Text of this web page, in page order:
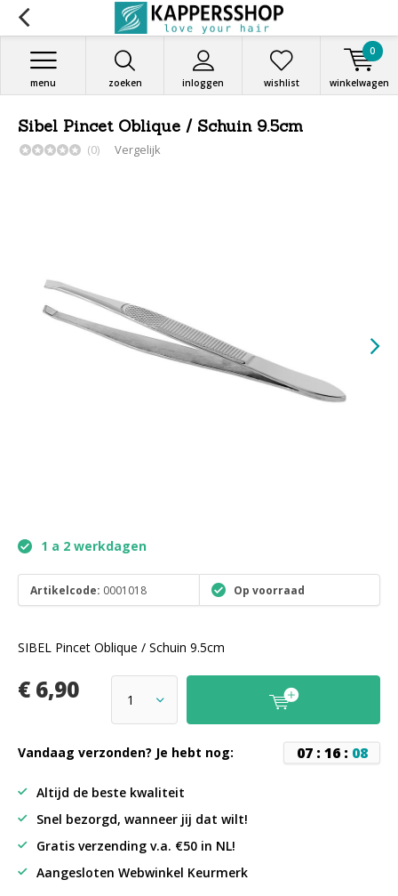
zoeken inloggen
menu wishlist winkelwagen
0
Sibel Pincet Oblique / Schuin 9.5cm
(0) Vergelijk
1 a 2 werkdagen
Artikelcode: 0001018 Op voorraad
SIBEL Pincet Oblique / Schuin 9.5cm
€ 6,90
Vandaag verzonden? Je hebt nog: 07: 16: 08
Altijd de beste kwaliteit
Snel bezorgd, wanneer jij dat wilt!
Gratis verzending v.a. €50 in NL!
Aangesloten Webwinkel Keurmerk